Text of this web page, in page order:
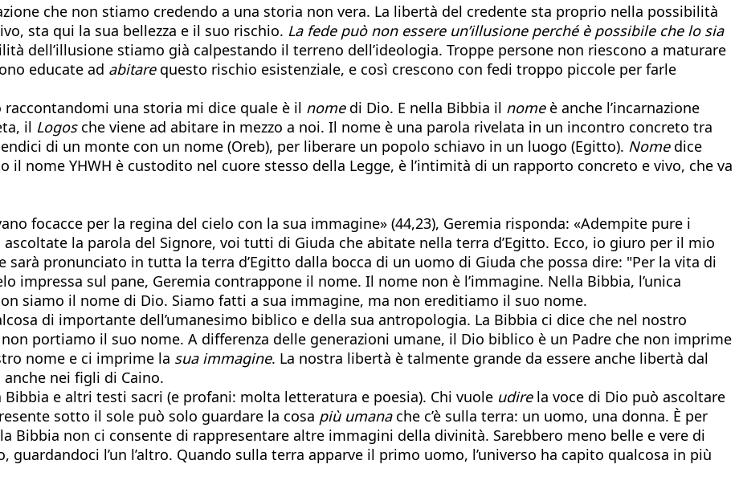
che non stiamo credendo a una storia non vera. La libertà del credente sta proprio nella possibilità
sta qui la sua bellezza e il suo rischio. La fede può non essere un’illusione perché è possibile che lo sia
dell’illusione stiamo già calpestando il terreno dell’ideologia. Troppe persone non riescono a maturare
educate ad abitarequesto rischio esistenziale, e così crescono con fedi troppo piccole per farle
una storia mi dice quale è il nomedi Dio. E nella Bibbia il nomeè anche l’incarnazione
il Logosche viene ad abitare in mezzo a noi. Il nome è una parola rivelata in un incontro concreto tra
di un monte con un nome (Oreb), per liberare un popolo schiavo in un luogo (Egitto). Nomedice
nome YHWH è custodito nel cuore stesso della Legge, è l’intimità di un rapporto concreto e vivo, che va
focacce per la regina del cielo con la sua immagine» (44,23), Geremia risponda: «Adempite pure i
la parola del Signore, voi tutti di Giuda che abitate nella terra d’Egitto. Ecco, io giuro per il mio
pronunciato in tutta la terra d’Egitto dalla bocca di un uomo di Giuda che possa dire: "Per la vita di
impressa sul pane, Geremia contrappone il nome. Il nome non è l’immagine. Nella Bibbia, l’unica
siamo il nome di Dio. Siamo fatti a sua immagine, ma non ereditiamo il suo nome.
di importante dell’umanesimo biblico e della sua antropologia. La Bibbia ci dice che nel nostro
portiamo il suo nome. A differenza delle generazioni umane, il Dio biblico è un Padre che non imprime
nome e ci imprime la sua immagine. La nostra libertà è talmente grande da essere anche libertà dal
nei figli di Caino.
e altri testi sacri (e profani: molta letteratura e poesia). Chi vuole udire la voce di Dio può ascoltare
sotto il sole può solo guardare la cosa più umanache c’è sulla terra: un uomo, una donna. È per
Bibbia non ci consente di rappresentare altre immagini della divinità. Sarebbero meno belle e vere di
l’un l’altro. Quando sulla terra apparve il primo uomo, l’universo ha capito qualcosa in più